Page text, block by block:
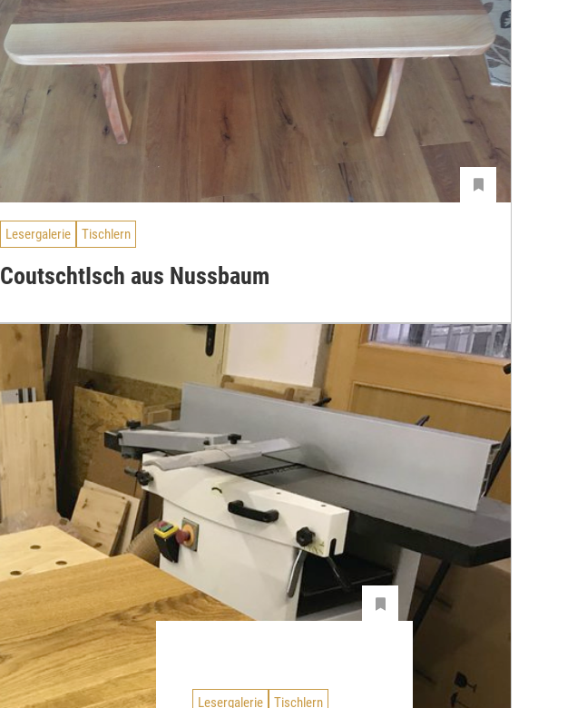
Lesergalerie Tischlern
CoutschtIsch aus Nussbaum
Lesergalerie Tischlern